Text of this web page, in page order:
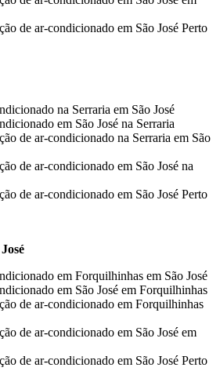
de ar-condicionado em São José Perto
na Serraria em São José
em São José na Serraria
de ar-condicionado na Serraria em São
de ar-condicionado em São José na
de ar-condicionado em São José Perto
em Forquilhinhas em São José
em São José em Forquilhinhas
de ar-condicionado em Forquilhinhas
de ar-condicionado em São José em
de ar-condicionado em São José Perto